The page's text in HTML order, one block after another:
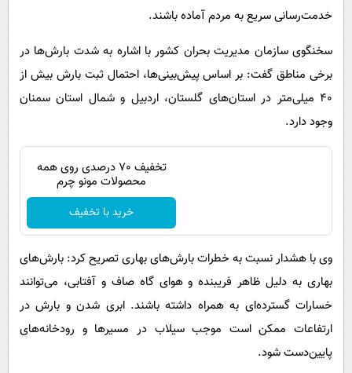
خدمت‌رسانی سریع به مردم آماده باشند.
سخنگوی سازمان مدیریت بحران کشور با اشاره به شدت بارش‌ها در
برخی مناطق گفت: بر اساس پیش‌بینی‌ها، احتمال ثبت بارش بیش از
۴۰ میلی‌متر در استان‌های گلستان، اردبیل و شمال استان سمنان
وجود دارد.
تخفیف 70 درصدی روی همه
محصولات مونو چرم
خرید با تخفیف
وی با هشدار نسبت به خطرات بارش‌های بهاری تصریح کرد: بارش‌های
بهاری به دلیل ظاهر فریبنده و هوای گاه صاف و آفتابی، می‌توانند
خسارات گسترده‌ای به همراه داشته باشند. ابری شدن و بارش در
ارتفاعات ممکن است موجب سیلاب در مسیرها و رودخانه‌های
پایین‌دست شود.